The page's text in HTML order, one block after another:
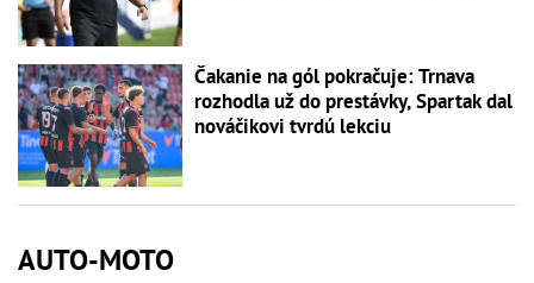
Čakanie na gól pokračuje: Trnava
rozhodla už do prestávky, Spartak dal
nováčikovi tvrdú lekciu
AUTO-MOTO